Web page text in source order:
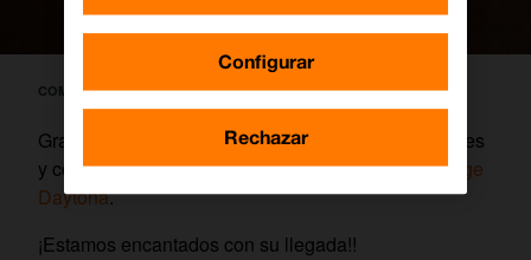
COMPARTE
Gracias a todos por compartir con nosotros opiniones
y comentarios sobre el nuevo de la oficina, elOrange
Daytona.
¡Estamos encantados con su llegada!!
Configurar
Rechazar